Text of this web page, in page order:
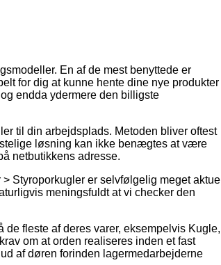
En af de mest benyttede er
for dig at kunne hente dine nye produkter
endda ydermere den billigste
til din arbejdsplads. Metoden bliver oftest
løsning kan ikke benægtes at være
netbutikkens adresse.
Styroporkugler er selvfølgelig meget aktuel
meningsfuldt at vi checker den
fleste af deres varer, eksempelvis Kugle,
om at orden realiseres inden et fast
af døren forinden lagermedarbejderne